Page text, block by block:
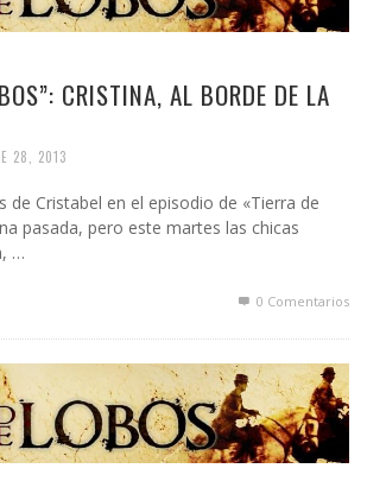
CRISTINA, AL BORDE DE LA
28, 2013
de Cristabel en el episodio de «Tierra de
pasada, pero este martes las chicas
…
0 Comentarios